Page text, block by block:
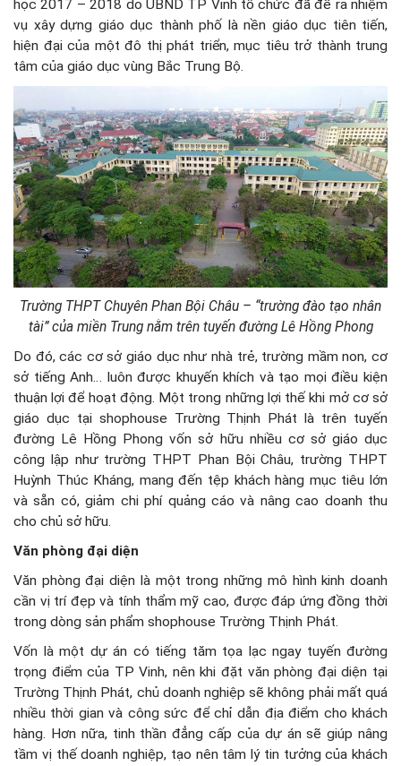
học 2017 – 2018 do UBND TP Vinh tổ chức đã đề ra nhiệm
vụ xây dựng giáo dục thành phố là nền giáo dục tiên tiến,
hiện đại của một đô thị phát triển, mục tiêu trở thành trung
tâm của giáo dục vùng Bắc Trung Bộ.
Trường THPT Chuyên Phan Bội Châu – “trường đào tạo nhân
tài” của miền Trung nằm trên tuyến đường Lê Hồng Phong
Do đó, các cơ sở giáo dục như nhà trẻ, trường mầm non, cơ
sở tiếng Anh… luôn được khuyến khích và tạo mọi điều kiện
thuận lợi để hoạt động. Một trong những lợi thế khi mở cơ sở
giáo dục tại shophouse Trường Thịnh Phát là trên tuyến
đường Lê Hồng Phong vốn sở hữu nhiều cơ sở giáo dục
công lập như trường THPT Phan Bội Châu, trường THPT
Huỳnh Thúc Kháng, mang đến tệp khách hàng mục tiêu lớn
và sẵn có, giảm chi phí quảng cáo và nâng cao doanh thu
cho chủ sở hữu.
Văn phòng đại diện
Văn phòng đại diện là một trong những mô hình kinh doanh
cần vị trí đẹp và tính thẩm mỹ cao, được đáp ứng đồng thời
trong dòng sản phẩm shophouse Trường Thịnh Phát.
Vốn là một dự án có tiếng tăm tọa lạc ngay tuyến đường
trọng điểm của TP Vinh, nên khi đặt văn phòng đại diện tại
Trường Thịnh Phát, chủ doanh nghiệp sẽ không phải mất quá
nhiều thời gian và công sức để chỉ dẫn địa điểm cho khách
hàng. Hơn nữa, tinh thần đẳng cấp của dự án sẽ giúp nâng
tầm vị thế doanh nghiệp, tạo nên tâm lý tin tưởng của khách